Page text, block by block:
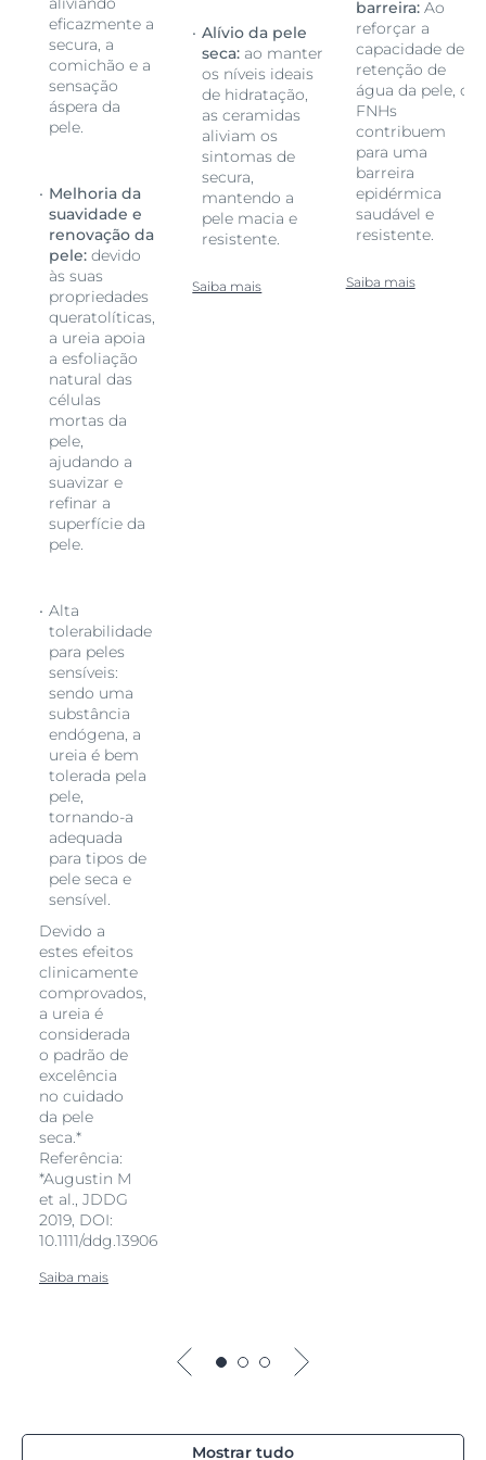
eficazmente a
secura, a
comichão e a
sensação
áspera da
pele.
Melhoria da
suavidade e
renovação da
pele:devido
às suas
propriedades
queratolíticas,
a ureia apoia
a esfoliação
natural das
células
mortas da
pele,
ajudando a
suavizar e
refinar a
superfície da
pele.
Alta
tolerabilidade
para peles
sensíveis:
sendo uma
substância
endógena, a
ureia é bem
tolerada pela
pele,
tornando-a
adequada
para tipos de
pele seca e
sensível.
Devido a
estes efeitos
clinicamente
comprovados,
a ureia é
considerada
o padrão de
excelência
no cuidado
da pele
seca.*
Referência:
*Augustin M
et al., JDDG
2019, DOI:
10.1111/ddg.13906
Saiba mais
Alívio da pele
seca: ao manter
os níveis ideais
de hidratação,
as ceramidas
aliviam os
sintomas de
secura,
mantendo a
pele macia e
resistente.
Saiba mais
barreira:Ao
reforçar a
capacidade de
retenção de
água da pele, os
FNHs
contribuem
para uma
barreira
epidérmica
saudável e
resistente.
Saiba mais
Mostrar tudo